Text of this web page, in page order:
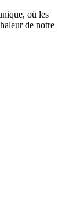
où les
de notre